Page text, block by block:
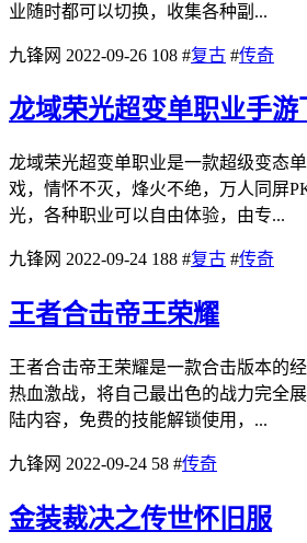
业随时都可以切换，收集各种副...
九锋网 2022-09-26 108 #复古 #传奇
龙域荣光超变单职业手游
龙域荣光超变单职业是一款超级变态
戏，情怀不灭，烽火不绝，万人同屏
光，各种职业可以自由体验，由专...
九锋网 2022-09-24 188 #复古 #传奇
王者合击帝王荣耀
王者合击帝王荣耀是一款合击版本的
热血激战，将自己最出色的战力完全
陆内容，免费的技能解锁使用，...
九锋网 2022-09-24 58 #传奇
金装裁决之传世怀旧服